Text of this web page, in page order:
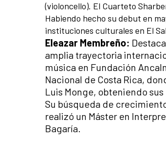
(violoncello). El Cuarteto
Habiendo hecho su debut en
instituciones culturales en El
Eleazar Membreño:
amplia trayectoria
música en Fundación
Nacional de Costa Rica,
Luis Monge, obteniendo
Su búsqueda de
realizó un Máster en
Bagaría.